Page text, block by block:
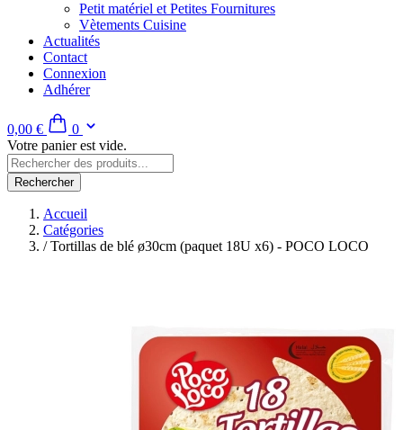
Petit matériel et Petites Fournitures
Vètements Cuisine
Actualités
Contact
Connexion
Adhérer
0,00 €
0
Votre panier est vide.
Rechercher
Accueil
Catégories
/Tortillas de blé ø30cm (paquet 18U x6) - POCO LOCO